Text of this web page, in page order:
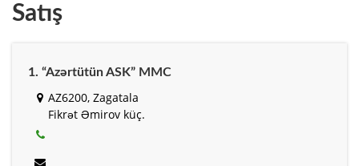
Satış
1. “Azərtütün ASK” MMC
AZ6200, Zagatala
Fikrət Əmirov küç.